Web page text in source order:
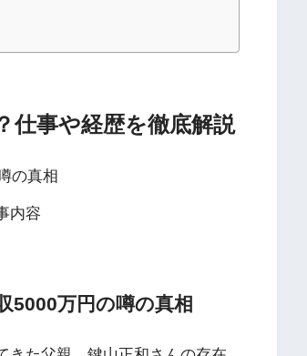
仕事や経歴を徹底解説
の真相
内容
5000万円の噂の真相